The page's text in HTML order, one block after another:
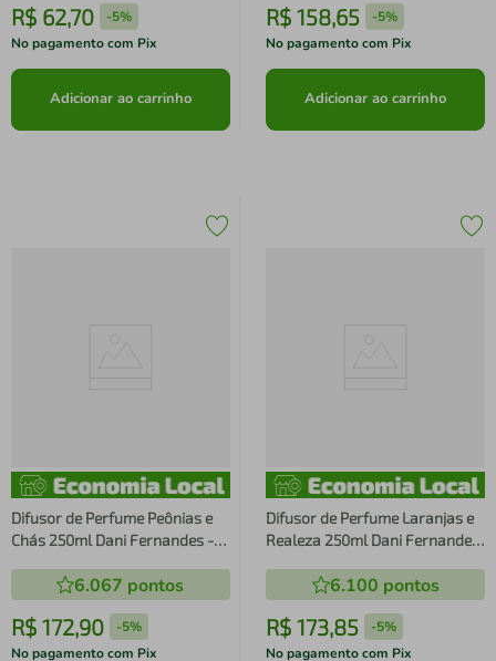
R$ 62,70 -5%
No pagamento com Pix
Adicionar ao carrinho
R$ 158,65 -5%
No pagamento com Pix
Adicionar ao carrinho
Difusor de Perfume Peônias e
Chás 250ml Dani Fernandes -
6.067 pontos
R$ 172,90 -5%
No pagamento com Pix
Difusor de Perfume Laranjas e
Realeza 250ml Dani Fernandes
6.100 pontos
R$ 173,85 -5%
No pagamento com Pix